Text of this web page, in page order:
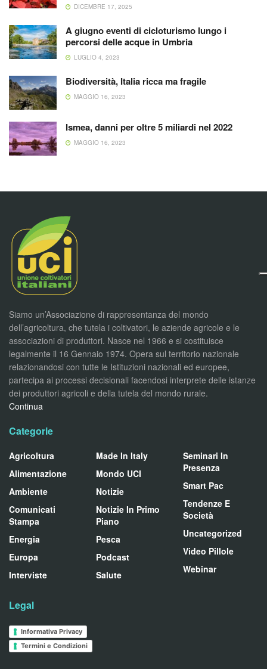
DICEMBRE 17, 2025
A giugno eventi di cicloturismo lungo i
percorsi delle acque in Umbria
LUGLIO 4, 2023
Biodiversità, Italia ricca ma fragile
MAGGIO 16, 2023
Ismea, danni per oltre 5 miliardi nel 2022
MAGGIO 16, 2023
Siamo un’Associazione di rappresentanza del mondo
dell’agricoltura, che tutela i coltivatori, le aziende agricole e le
associazioni di produttori. Nasce nel 1966 e si costituisce
legalmente il 16 Gennaio 1974. Opera sul territorio nazionale
relazionandosi con tutte le Istituzioni nazionali ed europee,
partecipa ai processi decisionali facendosi interprete delle istanze
dei produttori agricoli e della tutela del mondo rurale.
Continua
Categorie
Agricoltura
Alimentazione
Ambiente
Comunicati
Stampa
Energia
Europa
Interviste
Made In Italy
Mondo UCI
Notizie
Notizie In Primo
Piano
Pesca
Podcast
Salute
Seminari In
Presenza
Smart Pac
Tendenze E
Società
Uncategorized
Video Pillole
Webinar
Legal
Informativa Privacy
Termini e Condizioni